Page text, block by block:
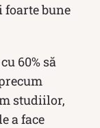
foarte bune
60% să
studiilor,
a face